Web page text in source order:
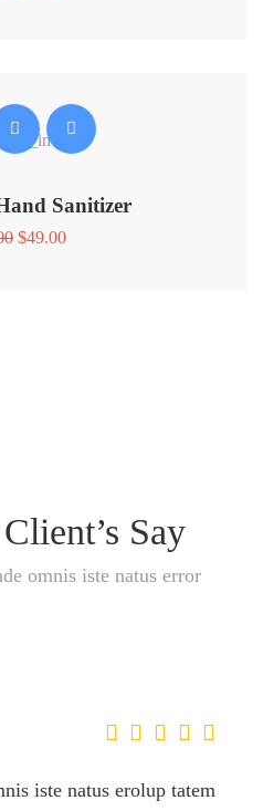
Sanitizer
$49.00
Say
omnis iste natus error
iste natus erolup tatem